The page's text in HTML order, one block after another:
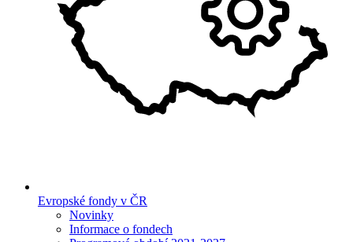
Evropské fondy v ČR
Novinky
Informace o fondech